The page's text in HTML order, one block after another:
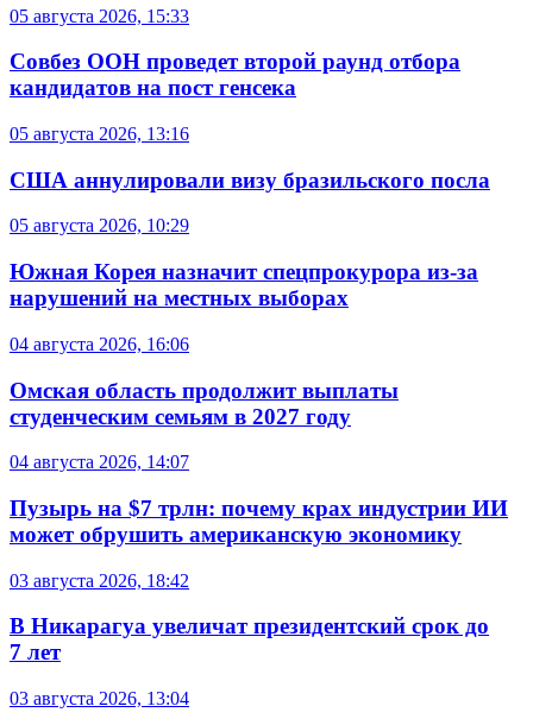
05 августа 2026, 15:33
Совбез ООН проведет второй раунд отбора
кандидатов на пост генсека
05 августа 2026, 13:16
США аннулировали визу бразильского посла
05 августа 2026, 10:29
Южная Корея назначит спецпрокурора из-за
нарушений на местных выборах
04 августа 2026, 16:06
Омская область продолжит выплаты
студенческим семьям в 2027 году
04 августа 2026, 14:07
Пузырь на $7 трлн: почему крах индустрии ИИ
может обрушить американскую экономику
03 августа 2026, 18:42
В Никарагуа увеличат президентский срок до
7 лет
03 августа 2026, 13:04